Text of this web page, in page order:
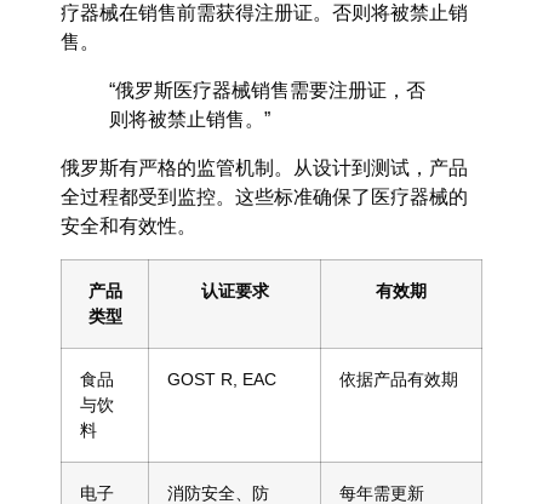
疗器械在销售前需获得注册证。否则将被禁止销
售。
“俄罗斯医疗器械销售需要注册证，否
则将被禁止销售。”
俄罗斯有严格的监管机制。从设计到测试，产品
全过程都受到监控。这些标准确保了医疗器械的
安全和有效性。
产品
类型
认证要求 有效期
食品
与饮
料
GOST R, EAC 依据产品有效期
电子
消防安全、防
每年需更新